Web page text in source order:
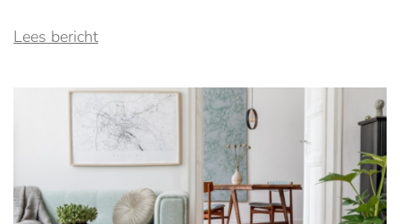
Lees bericht